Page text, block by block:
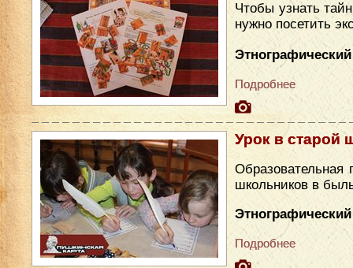
Чтобы узнать
нужно посетить
Подробнее
Урок в старой
школьников в
Подробнее